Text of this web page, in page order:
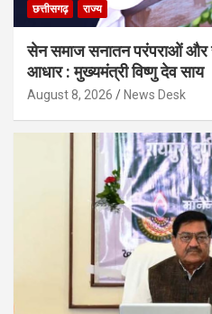
छत्तीसगढ़ राज्य
सेन समाज सनातन परंपराओं और
आधार : मुख्यमंत्री विष्णु देव साय
August 8, 2026 News Desk